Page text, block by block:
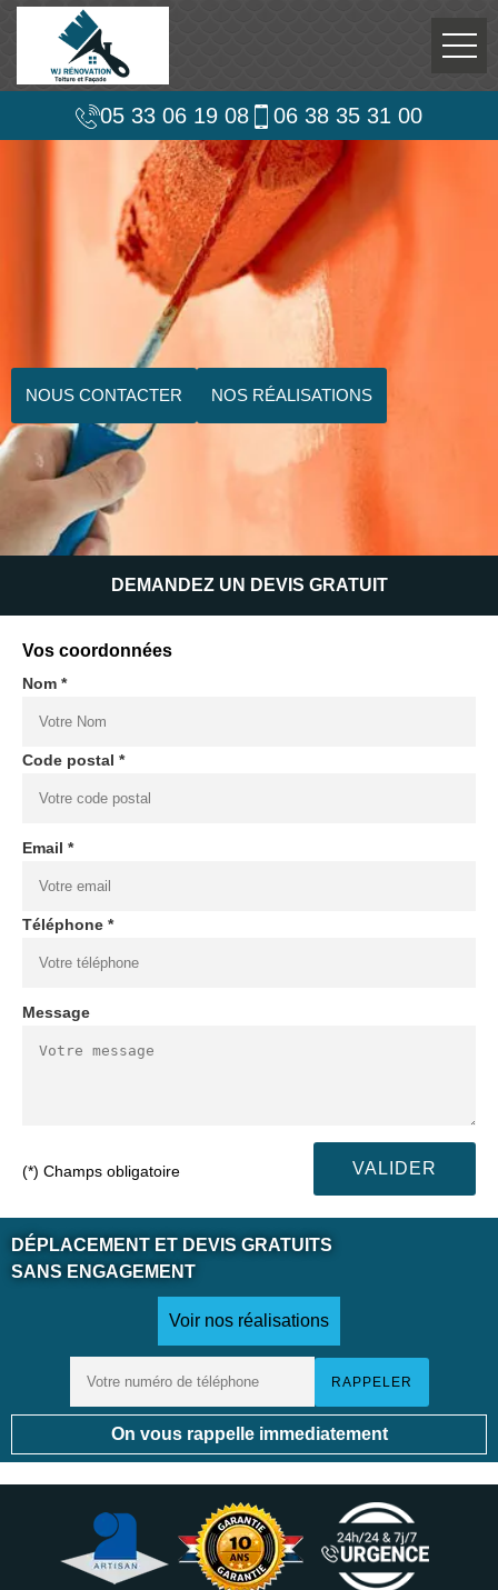
05 33 06 19 08 06 38 35 31 00
NOUS CONTACTER NOS RÉALISATIONS
DEMANDEZ UN DEVIS GRATUIT
Vos coordonnées
Nom *
Code postal *
Email *
Téléphone *
Message
(*) Champs obligatoire
DÉPLACEMENT ET DEVIS GRATUITS
SANS ENGAGEMENT
Voir nos réalisations
On vous rappelle immediatement